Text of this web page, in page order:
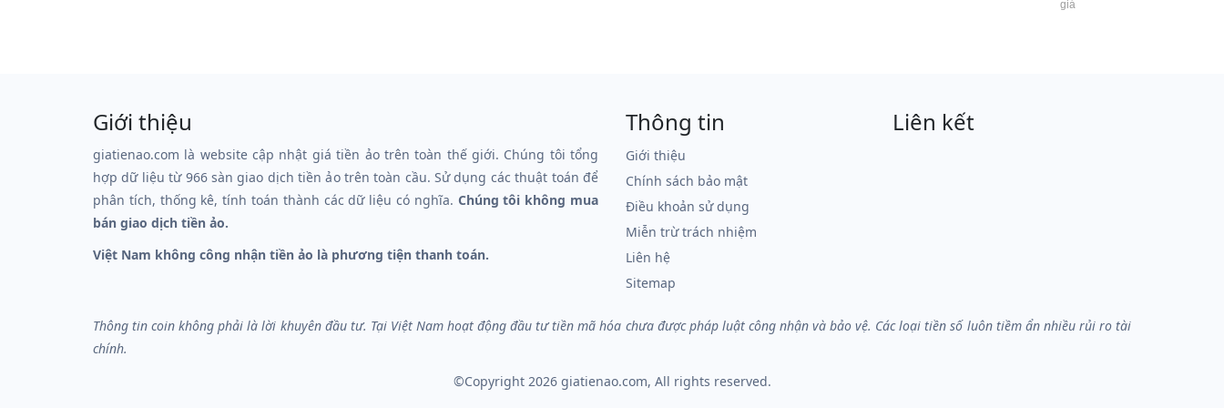
giá
Giới thiệu
giatienao.com là website cập nhật giá tiền ảo trên toàn thế giới. Chúng tôi tổng
hợp dữ liệu từ 966 sàn giao dịch tiền ảo trên toàn cầu. Sử dụng các thuật toán để
phân tích, thống kê, tính toán thành các dữ liệu có nghĩa. Chúng tôi không mua
bán giao dịch tiền ảo.
Việt Nam không công nhận tiền ảo là phương tiện thanh toán.
Thông tin
Giới thiệu
Chính sách bảo mật
Điều khoản sử dụng
Miễn trừ trách nhiệm
Liên hệ
Sitemap
Liên kết
Thông tin coin không phải là lời khuyên đầu tư. Tại Việt Nam hoạt động đầu tư tiền mã hóa chưa được pháp luật công nhận và bảo vệ. Các loại tiền số luôn tiềm ẩn nhiều rủi ro tài
chính.
©Copyright 2026 giatienao.com, All rights reserved.